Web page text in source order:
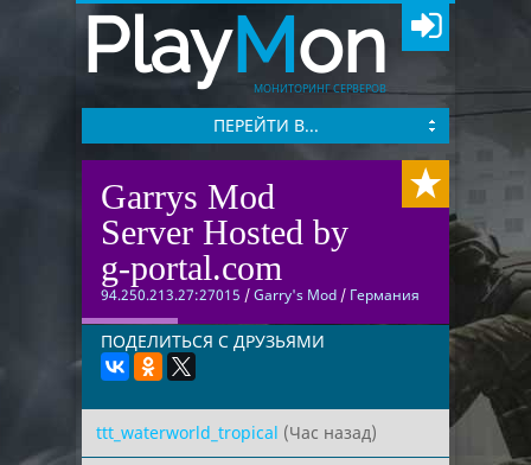
PlayMon
МОНИТОРИНГ СЕРВЕРОВ
ПЕРЕЙТИ В...
Garrys Mod
Server Hosted by
g-portal.com
94.250.213.27:27015 /Garry's Mod / Германия
ПОДЕЛИТЬСЯ С ДРУЗЬЯМИ
ttt_waterworld_tropical (Час назад)